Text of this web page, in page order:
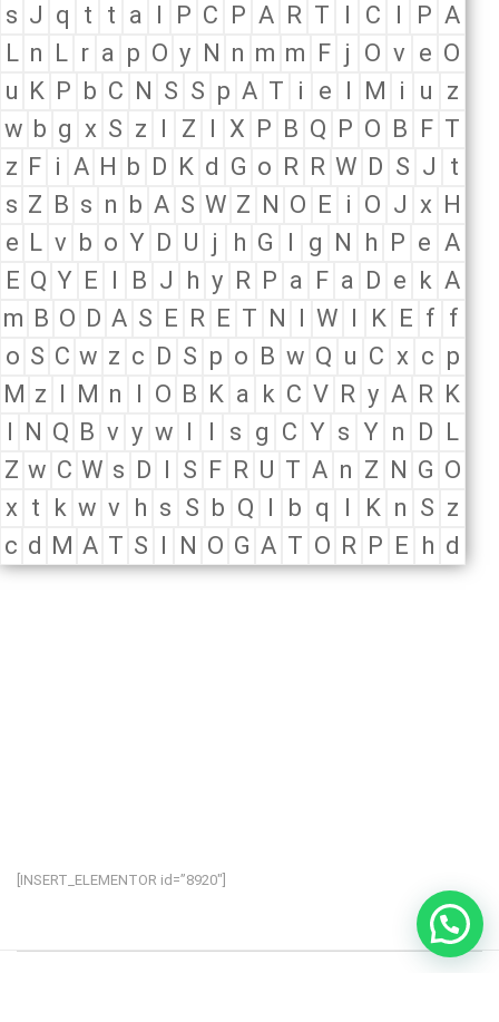
s J q t t a I P C P A R T I C I P A
L n L r a p O y N n m m F j O v e O
u K P b C N S S p A T i e I M i u z
w b g x S z I Z I X P B Q P O B F T
z F i A H b D K d G o R R W D S J t
s Z B s n b A S W Z N O E i O J x H
e L v b o Y D U j h G I g N h P e A
E Q Y E I B J h y R P a F a D e k A
m B O D A S E R E T N I W I K E f f
o S C w z c D S p o B w Q u C x c p
M z I M n I O B K a k C V R y A R K
l N Q B v y w I l s g C Y s Y n D L
Z w C W s D I S F R U T A n Z N G O
x t k w v h s S b Q l b q I K n S z
c d M A T S I N O G A T O R P E h d
[INSERT_ELEMENTOR id=”8920″]